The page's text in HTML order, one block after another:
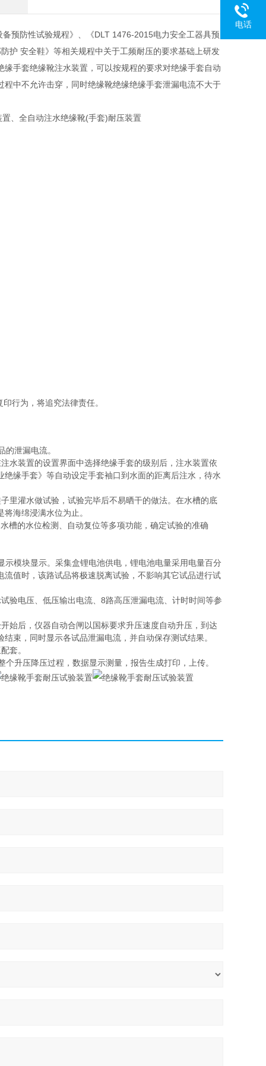
预防性试验规程》、《DLT 1476-2015电力安全工器具预
护 安全鞋》等相关规程中关于工频耐压的要求基础上研发
手套绝缘靴注水装置，可以按规程的要求对绝缘手套自动
中不允许击穿，同时绝缘靴绝缘绝缘手套泄漏电流不大于
、全自动注水绝缘靴(手套)耐压装置
行为，将追究法律责任。
泄漏电流。
水装置的设置界面中选择绝缘手套的级别后，注水装置依
缘手套》等自动设定手套袖口到水面的距离后注水，待水
里灌水做试验，试验完毕后不易晒干的做法。在水槽的底
海绵浸满水位为止。
槽的水位检测、自动复位等多项功能，确定试验的准确
模块显示。采集盒锂电池供电，锂电池电量采用电量百分
值时，该路试品将极速脱离试验，不影响其它试品进行试
验电压、低压输出电流、8路高压泄漏电流、计时时间等参
始后，仪器自动合闸以国标要求升压速度自动升压，到达
束，同时显示各试品泄漏电流，并自动保存测试结果。
套。
升压降压过程，数据显示测量，报告生成打印，上传。
电话